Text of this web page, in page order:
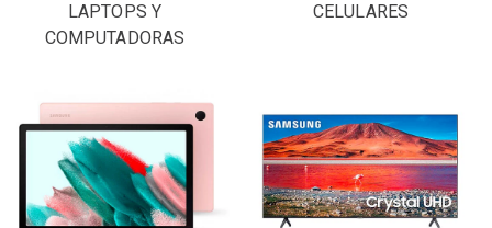
LAPTOPS Y
COMPUTADORAS
CELULARES